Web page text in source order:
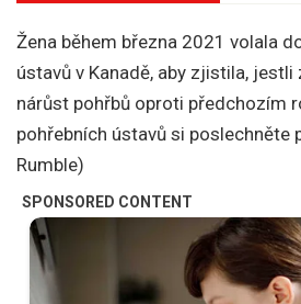
Žena během března 2021 volala
ústavů v Kanadě, aby zjistila,
nárůst pohřbů oproti předchozím
pohřebních ústavů si poslechněte
Rumble)